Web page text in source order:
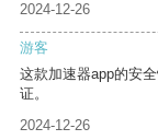
2024-12-26
游客
这款加速器app的安
证。
2024-12-26